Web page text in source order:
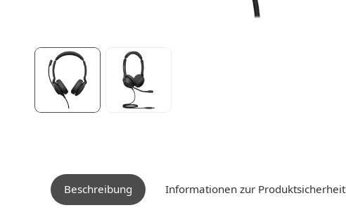
Beschreibung Informationen zur Produktsicherheit